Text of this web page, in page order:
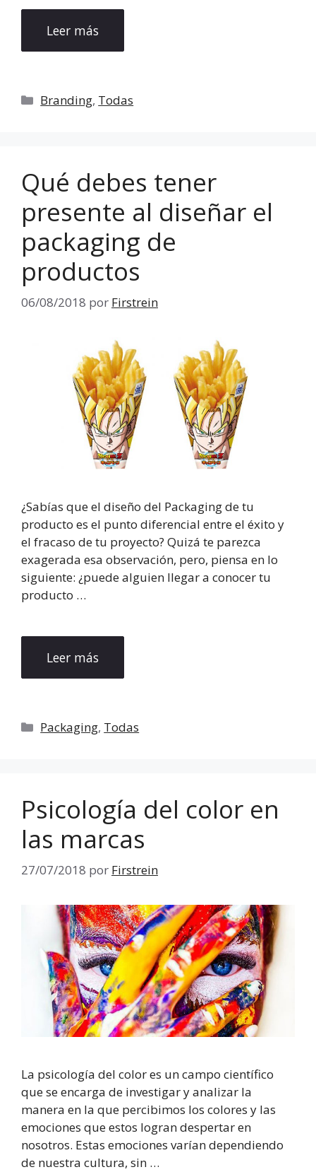
Leer más
Categorías
Branding, Todas
Qué debes tener
presente al diseñar el
packaging de
productos
06/08/2018 por Firstrein
¿Sabías que el diseño del Packaging de tu
producto es el punto diferencial entre el éxito y
el fracaso de tu proyecto? Quizá te parezca
exagerada esa observación, pero, piensa en lo
siguiente: ¿puede alguien llegar a conocer tu
producto …
Leer más
Categorías
Packaging, Todas
Psicología del color en
las marcas
27/07/2018 por Firstrein
La psicología del color es un campo científico
que se encarga de investigar y analizar la
manera en la que percibimos los colores y las
emociones que estos logran despertar en
nosotros. Estas emociones varían dependiendo
de nuestra cultura, sin …